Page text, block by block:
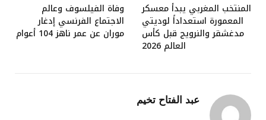
المنتخب المغربي يبدأ معسكر
المعمورة استعداداً لوديتي
مدغشقر والنرويج قبل كأس
العالم 2026
وفاة الفيلسوف وعالم
الاجتماع الفرنسي إدغار
موران عن عمر ناهز 104 أعوام
عبد الفتاح تخيم